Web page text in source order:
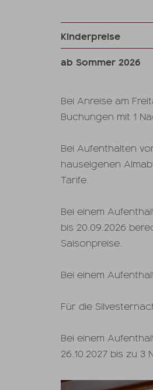
Kinderpreise
ab Sommer 2026
Bei Anreise am
Buchungen mit 1
Bei Aufenthalten
hauseigenen
Tarife.
Bei einem
bis 20.09.2026
Saisonpreise.
Bei einem
Für die
Bei einem
26.10.2027 bis zu